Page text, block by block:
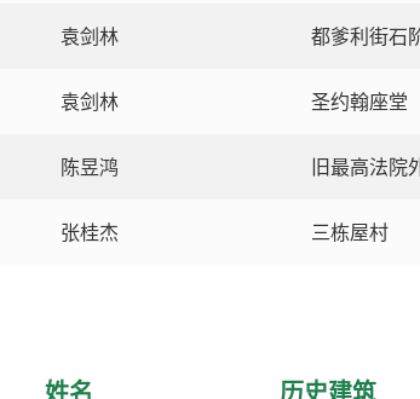
袁剑林 都爹利街石
袁剑林 圣约翰座堂
陈昱鸿 旧最高法院
张桂杰 三栋屋村
姓名 历史建筑